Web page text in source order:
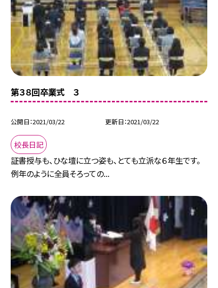
第３８回卒業式 ３
公開日 2021/03/22 更新日 2021/03/22
校長日記
証書授与も、ひな壇に立つ姿も、とても立派な６年生です。
例年のように全員そろっての...